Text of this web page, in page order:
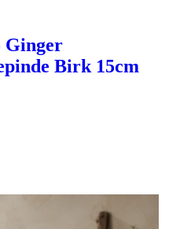
Birk 15cm